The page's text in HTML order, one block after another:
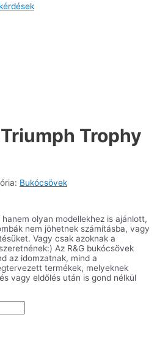
Trophy
Bukócsövek
hanem olyan modellekhez is ajánlott,
nem jöhetnek számításba, vagy
Vagy csak azoknak a
Az R&G bukócsövek
az idomzatnak, mind a
termékek, melyeknek
vagy eldőlés után is gond nélkül